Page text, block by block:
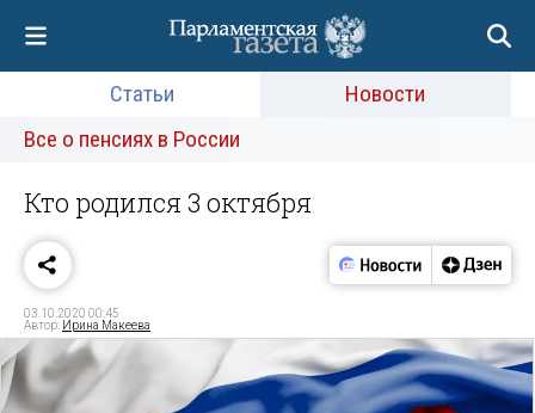
Статьи
Новости
Все о пенсиях в России
Кто родился 3 октября
03.10.2020 00:45
Автор: Ирина Макеева